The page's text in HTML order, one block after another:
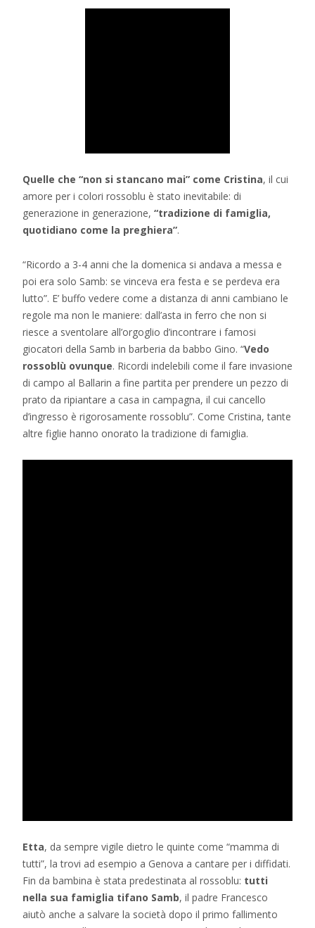
Quelle che “non si stancano mai” come Cristina, il cui
amore per i colori rossoblu è stato inevitabile: di
generazione in generazione, “tradizione di famiglia,
quotidiano come la preghiera”.
“Ricordo a 3-4 anni che la domenica si andava a messa e
poi era solo Samb: se vinceva era festa e se perdeva era
lutto”. E’ buffo vedere come a distanza di anni cambiano le
regole ma non le maniere: dall’asta in ferro che non si
riesce a sventolare all’orgoglio d’incontrare i famosi
giocatori della Samb in barberia da babbo Gino. “Vedo
rossoblù ovunque. Ricordi indelebili come il fare invasione
di campo al Ballarin a fine partita per prendere un pezzo di
prato da ripiantare a casa in campagna, il cui cancello
d’ingresso è rigorosamente rossoblu”. Come Cristina, tante
altre figlie hanno onorato la tradizione di famiglia.
Etta, da sempre vigile dietro le quinte come “mamma di
tutti”, la trovi ad esempio a Genova a cantare per i diffidati.
Fin da bambina è stata predestinata al rossoblu: tutti
nella sua famiglia tifano Samb, il padre Francesco
aiutò anche a salvare la società dopo il primo fallimento